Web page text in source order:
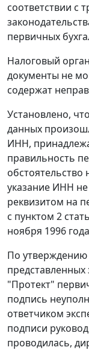
соответствии с
первичных
Налоговый
документы не
содержат
Установлено,
данных
ИНН,
правильность
обстоятельство
указание ИНН
реквизитом на
с пунктом 2
ноября 1996
По утверждению
"Протект"
подпись
ответчиком
подписи
проводилась,